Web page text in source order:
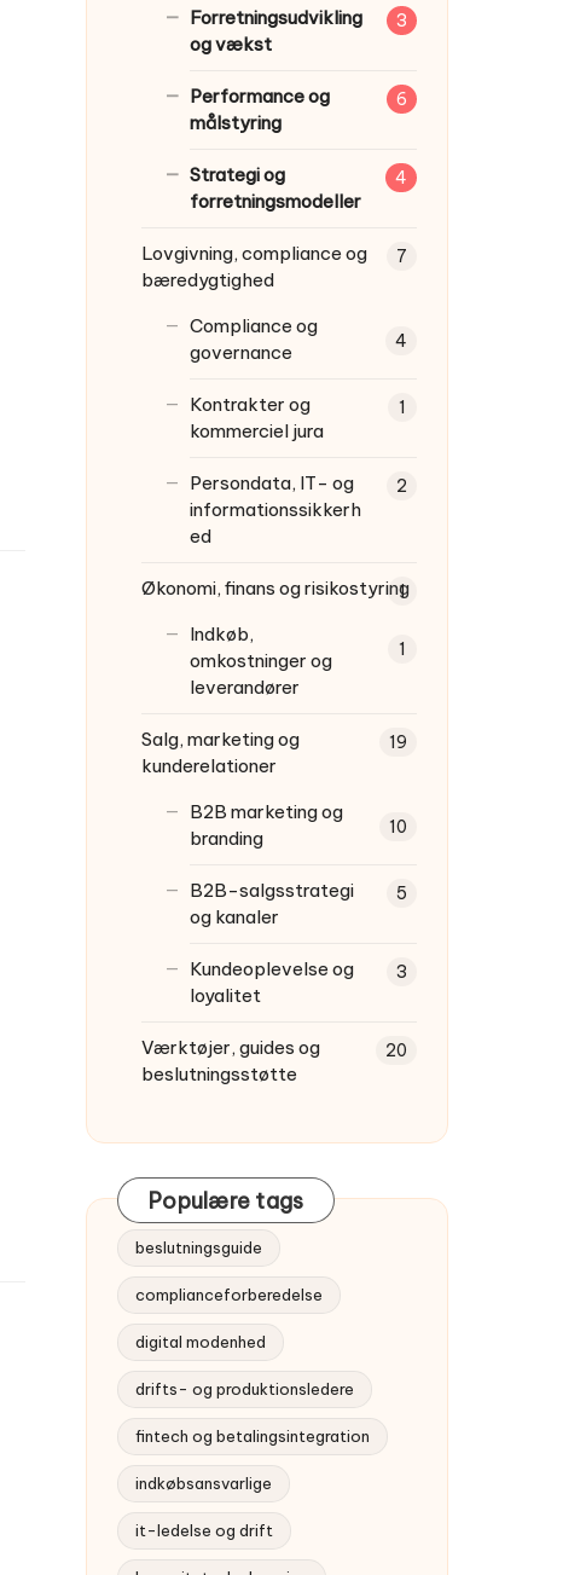
Forretningsudvikling
og vækst
3
Performance og
målstyring
6
Strategi og
forretningsmodeller
4
Lovgivning, compliance og
bæredygtighed
7
Compliance og
governance
4
Kontrakter og
kommerciel jura
1
Persondata, IT- og
informationssikkerh
ed
2
Økonomi, finans og risikostyring
1
Indkøb,
omkostninger og
leverandører
1
Salg, marketing og
kunderelationer
19
B2B marketing og
branding
10
B2B-salgsstrategi
og kanaler
5
Kundeoplevelse og
loyalitet
3
Værktøjer, guides og
beslutningsstøtte
20
Populære tags
beslutningsguide
complianceforberedelse
digital modenhed
drifts- og produktionsledere
fintech og betalingsintegration
indkøbsansvarlige
it-ledelse og drift